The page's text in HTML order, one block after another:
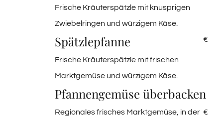
Frische Kräuterspätzle mit knusprigen
Zwiebelringen und würzigem Käse.
Spätzlepfanne €
Frische Kräuterspätzle mit frischen
Marktgemüse und würzigem Käse.
Pfannengemüse überbacken
€
Regionales frisches Marktgemüse, in der